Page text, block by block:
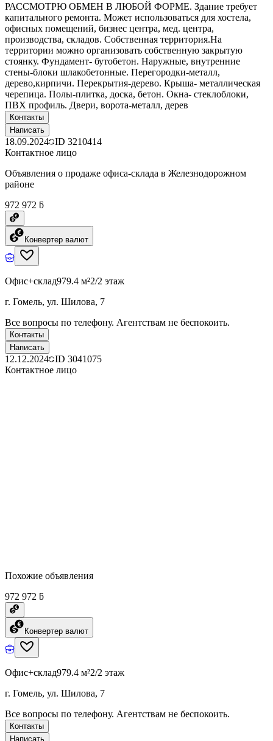
РАССМОТРЮ ОБМЕН В ЛЮБОЙ ФОРМЕ. Здание требует
капитального ремонта. Может использоваться для хостела,
офисных помещений, бизнес центра, мед. центра,
производства, складов. Собственная территория.На
территории можно организовать собственную закрытую
стоянку. Фундамент- бутобетон. Наружные, внутренние
стены-блоки шлакобетонные. Перегородки-металл,
дерево,кирпичи. Перекрытия-дерево. Крыша- металлическая
черепица. Полы-плитка, доска, бетон. Окна- стеклоблоки,
ПВХ профиль. Двери, ворота-металл, дерев
Контакты
Написать
18.09.2024 ID 3210414
Контактное лицо
Объявления о продаже офиса-склада в Железнодорожном
районе
972 972 ƃ
Конвертер валют
Офис+склад979.4 м²2/2 этаж
г. Гомель, ул. Шилова, 7
Все вопросы по телефону. Агентствам не беспокоить.
Контакты
Написать
12.12.2024 ID 3041075
Контактное лицо
Похожие объявления
972 972 ƃ
Конвертер валют
Офис+склад979.4 м²2/2 этаж
г. Гомель, ул. Шилова, 7
Все вопросы по телефону. Агентствам не беспокоить.
Контакты
Написать